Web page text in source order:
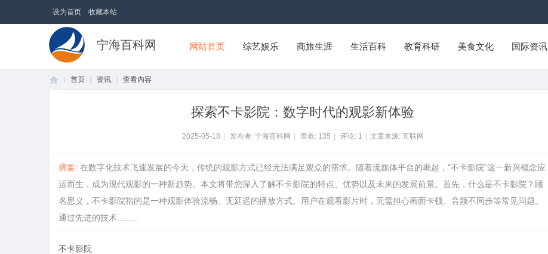
设为首页 收藏本站
宁海百科网 网站首页 综艺娱乐 商旅生涯 生活百科 教育科研 美食文化 国际资讯
首页 资讯 查看内容
探索不卡影院：数字时代的观影新体验
2025-05-18 发布者: 宁海百科网 查看: 135 评论: 1 文章来源: 互联网
摘要: 在数字化技术飞速发展的今天，传统的观影方式已经无法满足观众的需求。随着流媒体平台的崛起，"不卡影院"这一新兴概念应
运而生，成为现代观影的一种新趋势。本文将带您深入了解不卡影院的特点、优势以及未来的发展前景。首先，什么是不卡影院？顾
名思义，不卡影院指的是一种观影体验流畅、无延迟的播放方式。用户在观看影片时，无需担心画面卡顿、音频不同步等常见问题。
通过先进的技术.........
不卡影院